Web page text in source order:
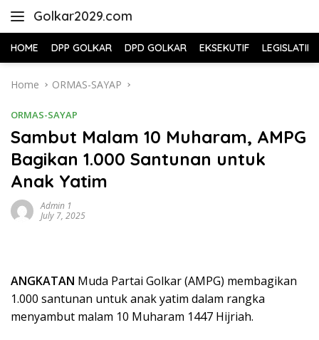
Golkar2029.com
HOME DPP GOLKAR DPD GOLKAR EKSEKUTIF LEGISLATIF
Home ORMAS-SAYAP
ORMAS-SAYAP
Sambut Malam 10 Muharam, AMPG
Bagikan 1.000 Santunan untuk
Anak Yatim
Admin 1
July 7, 2025
ANGKATAN Muda Partai Golkar (AMPG) membagikan
1.000 santunan untuk anak yatim dalam rangka
menyambut malam 10 Muharam 1447 Hijriah.